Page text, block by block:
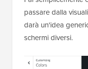
passare dalla
darà un'idea
schermi diversi.